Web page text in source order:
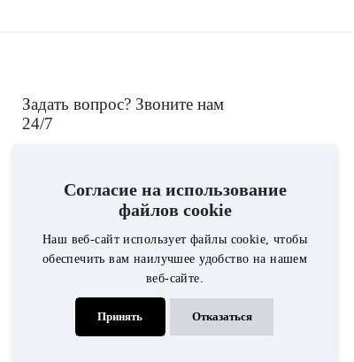
Задать вопрос? Звоните нам
24/7
мрамор", ответит на интересующие Вас
вопросы по выбору памятника,
ограды,вазы, лампады, либо по
стоимости благоустройства могилы.
Согласие на использование
файлов cookie
Наш веб-сайт использует файлы cookie, чтобы
обеспечить вам наилучшее удобство на нашем
веб-сайте.
Принять Отказаться